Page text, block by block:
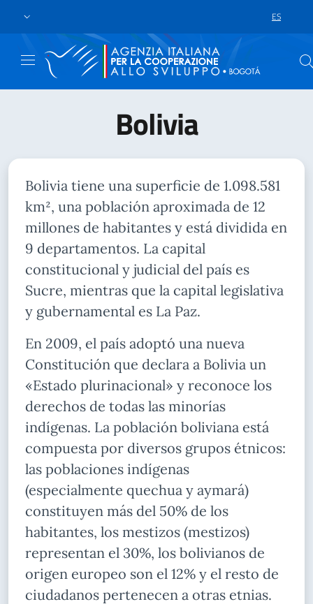
ES
Bolivia
Bolivia tiene una superficie de 1.098.581
km², una población aproximada de 12
millones de habitantes y está dividida en
9 departamentos. La capital
constitucional y judicial del país es
Sucre, mientras que la capital legislativa
y gubernamental es La Paz.
En 2009, el país adoptó una nueva
Constitución que declara a Bolivia un
«Estado plurinacional» y reconoce los
derechos de todas las minorías
indígenas. La población boliviana está
compuesta por diversos grupos étnicos:
las poblaciones indígenas
(especialmente quechua y aymará)
constituyen más del 50% de los
habitantes, los mestizos (mestizos)
representan el 30%, los bolivianos de
origen europeo son el 12% y el resto de
ciudadanos pertenecen a otras etnias.